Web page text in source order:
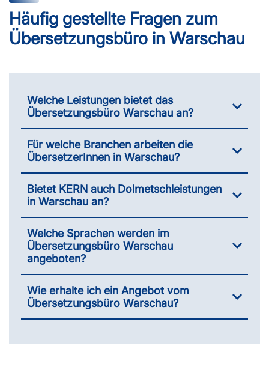
Häufig gestellte Fragen zum
Übersetzungsbüro in Warschau
Welche Leistungen bietet das
Übersetzungsbüro Warschau an?
Für welche Branchen arbeiten die
ÜbersetzerInnen in Warschau?
Bietet KERN auch Dolmetschleistungen
in Warschau an?
Welche Sprachen werden im
Übersetzungsbüro Warschau
angeboten?
Wie erhalte ich ein Angebot vom
Übersetzungsbüro Warschau?